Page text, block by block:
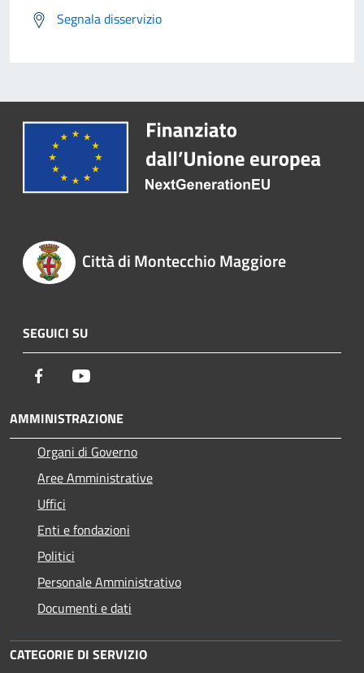
Segnala disservizio
Città di Montecchio Maggiore
SEGUICI SU
Facebook
AMMINISTRAZIONE
Organi di Governo
Aree Amministrative
Uffici
Enti e fondazioni
Politici
Personale Amministrativo
Documenti e dati
CATEGORIE DI SERVIZIO